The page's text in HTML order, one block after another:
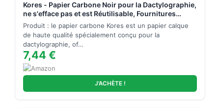
Kores - Papier Carbone Noir pour la Dactylographie,
ne s'efface pas et est Réutilisable, Fournitures
Scolaires et de Bureau, Format A4, 21 x 29,7 cm,
Paquet de 10 Feuilles
Produit : le papier carbone Kores est un papier calque
de haute qualité spécialement conçu pour la
dactylographie, of…
7,44 €
J'ACHÈTE !